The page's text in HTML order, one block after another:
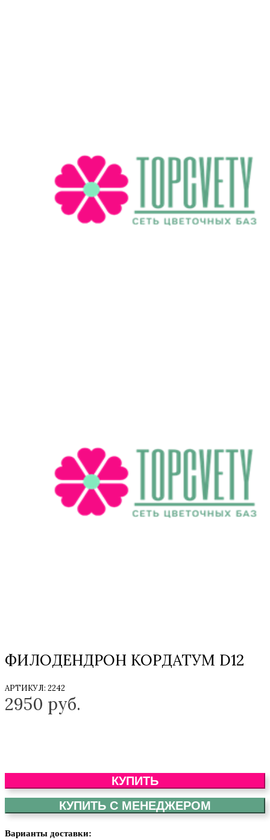
ФИЛОДЕНДРОН КОРДАТУМ D12
АРТИКУЛ: 2242
2950 руб.
КУПИТЬ
КУПИТЬ С МЕНЕДЖЕРОМ
Варианты доставки: